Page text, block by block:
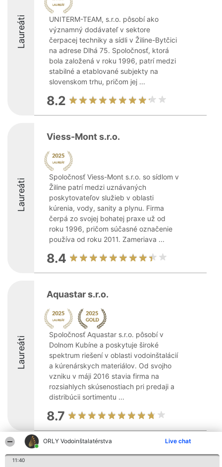
ORLY Vodoinštalatérstva Live chat
11:40
Laureáti
UNITERM-TEAM, s.r.o. pôsobí ako
významný dodávateľ v sektore
čerpacej techniky a sídli v Žiline-Bytčici
na adrese Dlhá 75. Spoločnosť, ktorá
bola založená v roku 1996, patrí medzi
stabilné a etablované subjekty na
slovenskom trhu, pričom jej ...
8.2
Laureáti
Viess-Mont s.r.o.
Spoločnosť Viess-Mont s.r.o. so sídlom v
Žiline patrí medzi uznávaných
poskytovateľov služieb v oblasti
kúrenia, vody, sanity a plynu. Firma
čerpá zo svojej bohatej praxe už od
roku 1996, pričom súčasné označenie
používa od roku 2011. Zameriava ...
8.4
Laureáti
Aquastar s.r.o.
Spoločnosť Aquastar s.r.o. pôsobí v
Dolnom Kubíne a poskytuje široké
spektrum riešení v oblasti vodoinštalácií
a kúrenárskych materiálov. Od svojho
vzniku v máji 2016 stavia firma na
rozsiahlych skúsenostiach pri predaji a
distribúcii sortimentu ...
8.7
Organizátor hodnotenia
Bright Side Solutions sp. z o.
Laureáti
Kontakt